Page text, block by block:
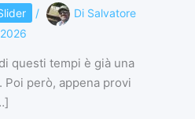
/ Di Salvatore
questi tempi è già una
Poi però, appena provi